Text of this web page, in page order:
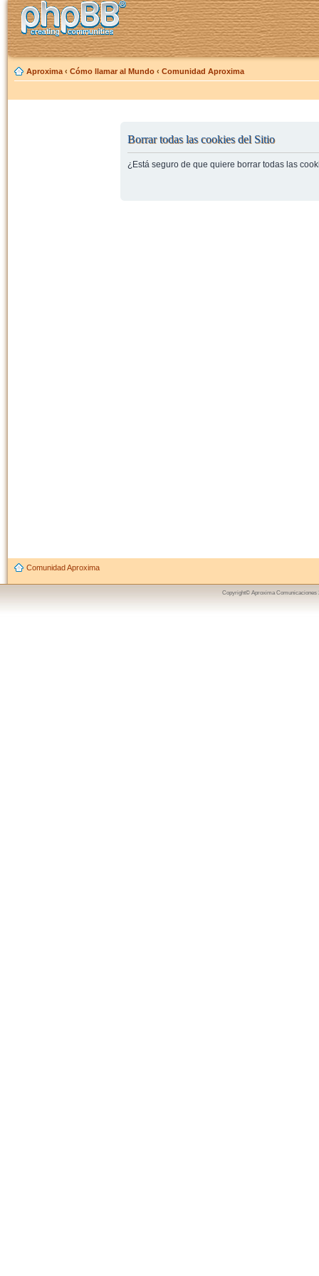
Aproxima ‹ Cómo llamar al Mundo ‹ Comunidad Aproxima
Borrar todas las cookies del Sitio
¿Está seguro de que quiere borrar todas las
Comunidad Aproxima
Copyright© Aproxima Comunicaciones